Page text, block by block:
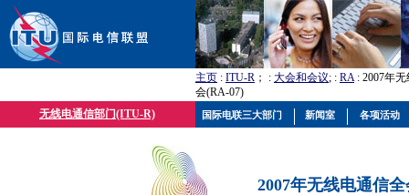
主页 : ITU-R ； : 大会和会议; : RA: 2007年
会(RA-07)
无线电通信部门(ITU-R)
2007年无线电通信
国际电联三大部门 新闻室 各项活动